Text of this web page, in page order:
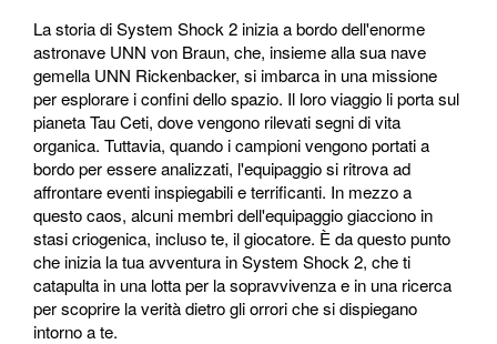
La storia di System Shock 2 inizia a bordo dell'enorme
astronave UNN von Braun, che, insieme alla sua nave
gemella UNN Rickenbacker, si imbarca in una missione
per esplorare i confini dello spazio. Il loro viaggio li porta sul
pianeta Tau Ceti, dove vengono rilevati segni di vita
organica. Tuttavia, quando i campioni vengono portati a
bordo per essere analizzati, l'equipaggio si ritrova ad
affrontare eventi inspiegabili e terrificanti. In mezzo a
questo caos, alcuni membri dell'equipaggio giacciono in
stasi criogenica, incluso te, il giocatore. È da questo punto
che inizia la tua avventura in System Shock 2, che ti
catapulta in una lotta per la sopravvivenza e in una ricerca
per scoprire la verità dietro gli orrori che si dispiegano
intorno a te.